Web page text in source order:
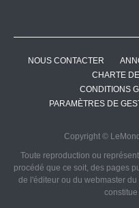
NOUS CONTACTER
CHARTE
CONDITIONS
PARAMÈTRES DE
Copyright ©
Toute reproduction ou
procédé que ce soit, des pages
de l'éditeur ou du webmaster